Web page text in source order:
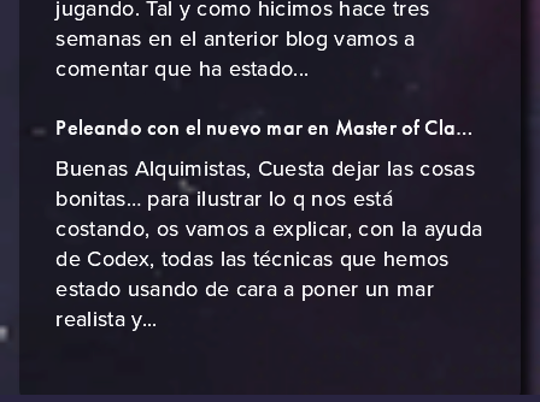
jugando. Tal y como hicimos hace tres
semanas en el anterior blog vamos a
comentar que ha estado...
Peleando con el nuevo mar en Master of Cladia
Buenas Alquimistas, Cuesta dejar las cosas
bonitas… para ilustrar lo q nos está
costando, os vamos a explicar, con la ayuda
de Codex, todas las técnicas que hemos
estado usando de cara a poner un mar
realista y...